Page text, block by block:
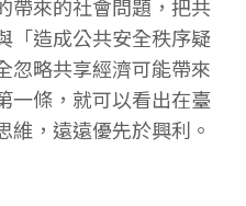
帶來的社會問題，把共
「造成公共安全秩序疑
忽略共享經濟可能帶來
一條，就可以看出在臺
維，遠遠優先於興利。